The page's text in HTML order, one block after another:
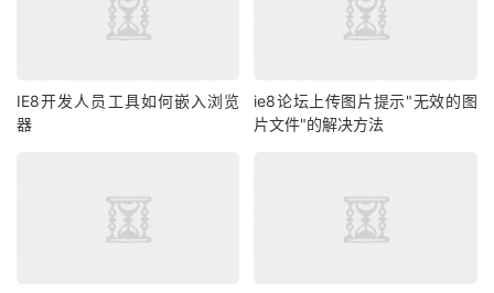
IE8开发人员工具如何嵌入浏览
器
ie8论坛上传图片提示"无效的图
片文件"的解决方法